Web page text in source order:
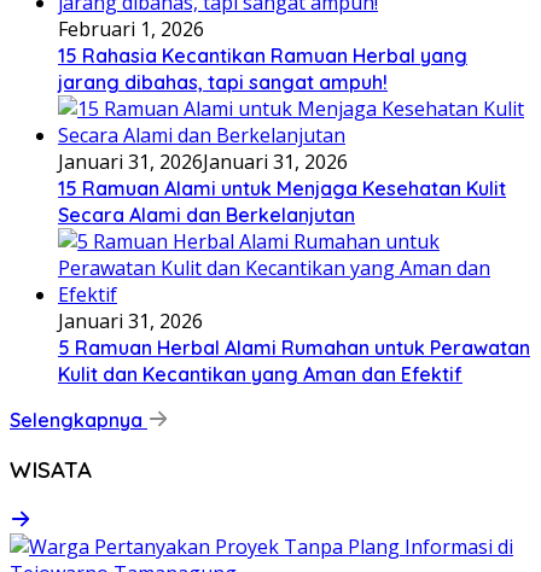
Februari 1, 2026
15 Rahasia Kecantikan Ramuan Herbal yang
jarang dibahas, tapi sangat ampuh!
Januari 31, 2026Januari 31, 2026
15 Ramuan Alami untuk Menjaga Kesehatan Kulit
Secara Alami dan Berkelanjutan
Januari 31, 2026
5 Ramuan Herbal Alami Rumahan untuk Perawatan
Kulit dan Kecantikan yang Aman dan Efektif
Selengkapnya
WISATA